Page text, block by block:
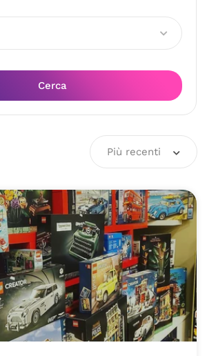
Cerca
Più recenti